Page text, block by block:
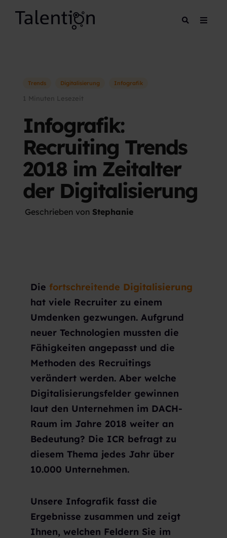
Trends Digitalisierung Infografik
1 Minuten Lesezeit
Infografik:
Recruiting Trends
2018 im Zeitalter
der Digitalisierung
Geschrieben von Stephanie
Die fortschreitende Digitalisierung
hat viele Recruiter zu einem
Umdenken gezwungen. Aufgrund
neuer Technologien mussten die
Fähigkeiten angepasst und die
Methoden des Recruitings
verändert werden. Aber welche
Digitalisierungsfelder gewinnen
laut den Unternehmen im DACH-
Raum im Jahre 2018 weiter an
Bedeutung? Die ICR befragt zu
diesem Thema jedes Jahr über
10.000 Unternehmen.
Unsere Infografik fasst die
Ergebnisse zusammen und zeigt
Ihnen, welchen Feldern Sie im